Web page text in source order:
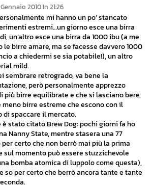
Gennaio 2010 In 21:26
mi hanno un po’ stancato
estremi…un giorno esce una birra
un’altro esce una birra da 1000 ibu (a me
le birre amare, ma se facesse davvero 1000
a chiedermi se sia potabile!), un altro
mild.
sembrare retrogrado, va bene la
però personalmente apprezzo
più birre equilibrate e che si lasciano bere,
meno birre estreme che escono con il
di spaccare il mercato.
è stato citato Brew Dog: pochi giorni fa ho
Nanny State, mentre stasera una 77
per certo che non berrò mai più la prima
sul momento può essere stuzzichevole
bomba atomica di luppolo come questa),
so per certo che berrò ancora tante e tante